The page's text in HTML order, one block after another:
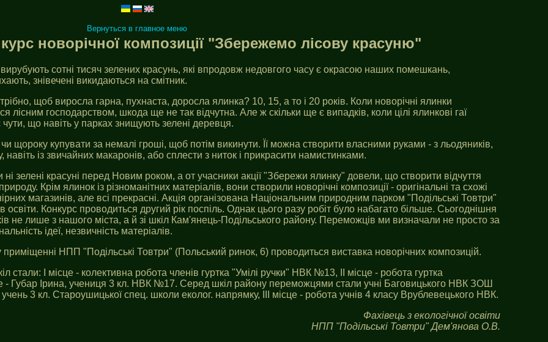
Вернуться в главное меню
новорічної композиції "Збережемо лісову красуню"
сотні тисяч зелених красунь, які впродовж недовгого часу є окрасою наших помешкань,
знівечені викидаються на смітник.
щоб виросла гарна, пухнаста, доросла ялинка? 10, 15, а то і 20 років. Коли новорічні ялинки
лісним господарством, шкода ще не так відчутна. Але ж скільки ще є випадків, коли цілі ялинкові гаї
що навіть у парках знищують зелені деревця.
щороку купувати за немалі гроші, щоб потім викинути. Її можна створити власними руками - з льодяників,
навіть із звичайних макаронів, або сплести з ниток і прикрасити намистинками.
зелені красуні перед Новим роком, а от учасники акції "Збережи ялинку" довели, що створити відчуття
Крім ялинок із різноманітних матеріалів, вони створили новорічні композиції - оригінальні та схожі
магазинів, але всі прекрасні. Акція організована Національним природним парком "Подільські Товтри"
освіти. Конкурс проводиться другий рік поспіль. Однак цього разу робіт було набагато більше. Сьогоднішня
не лише з нашого міста, а й зі шкіл Кам'янець-Подільського району. Переможців ми визначали не просто за
ідеї, незвичність матеріалів.
приміщенні НПП "Подільські Товтри" (Польський ринок, 6) проводиться виставка новорічних композицій.
стали: І місце - колективна робота членів гуртка "Умілі ручки" НВК №13, ІІ місце - робота гуртка
- Губар Ірина, учениця 3 кл. НВК №17. Серед шкіл району переможцями стали учні Баговицького НВК ЗОШ
учень 3 кл. Староушицької спец. школи еколог. напрямку, ІІІ місце - робота учнів 4 класу Врублевецького НВК.
Фахівець з екологічної освіти
НПП "Подільські Товтри" Дем'янова О.В.